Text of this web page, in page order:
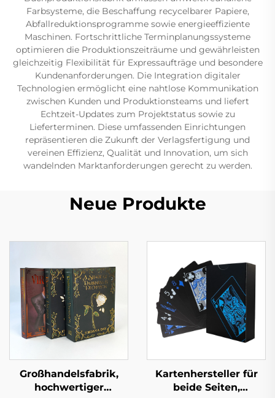
Farbsysteme, die Beschaffung recycelbarer Papiere,
Abfallreduktionsprogramme sowie energieeffiziente
Maschinen. Fortschrittliche Terminplanungssysteme
optimieren die Produktionszeiträume und gewährleisten
gleichzeitig Flexibilität für Expressaufträge und besondere
Kundenanforderungen. Die Integration digitaler
Technologien ermöglicht eine nahtlose Kommunikation
zwischen Kunden und Produktionsteams und liefert
Echtzeit-Updates zum Projektstatus sowie zu
Lieferterminen. Diese umfassenden Einrichtungen
repräsentieren die Zukunft der Verlagsfertigung und
vereinen Effizienz, Qualität und Innovation, um sich
wandelnden Marktanforderungen gerecht zu werden.
Neue Produkte
Großhandelsfabrik,
hochwertiger
Kartenhersteller für
beide Seiten,